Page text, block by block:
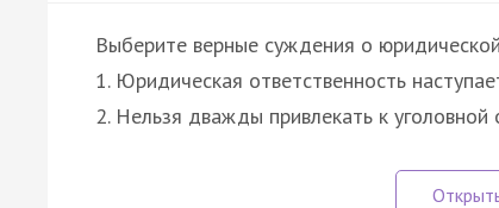
Выберите верные суждения о
1. Юридическая ответственность
2. Нельзя дважды привлекать к уголовной